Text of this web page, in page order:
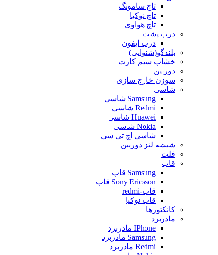
تاچ سامونگ
تاچ نوکیا
تاچ هواوی
درب پشت
درب ایفون
بلندگو(شنوایی)
خشاب سیم کارت
دوربین
سوزن خارج سازی
شاسی
Samsung شاسی
Redmi شاسی
Huawei شاسی
Nokia شاسی
شاسی اچ تی سی
شیشه لنز دوربین
فلت
قاب
Samsung قاب
Sony Ericsson قاب
قاب-redmi
قاب نوکیا
کانکتورها
مادربرد
IPhone مادربرد
Samsung مادربرد
Redmi مادربرد